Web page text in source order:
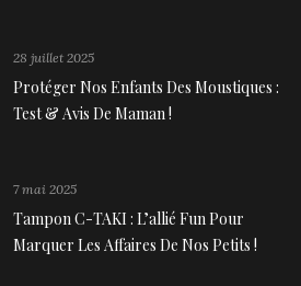
28 juillet 2025
Protéger Nos Enfants Des Moustiques :
Test & Avis De Maman !
7 mai 2025
Tampon C-TAKI : L’allié Fun Pour
Marquer Les Affaires De Nos Petits !